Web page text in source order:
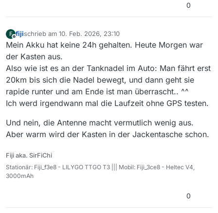
0
F
Offline
fijischrieb am 10. Feb. 2026, 23:10
zuletzt editiert von
Mein Akku hat keine 24h gehalten. Heute Morgen war
der Kasten aus.
Also wie ist es an der Tanknadel im Auto: Man fährt erst
20km bis sich die Nadel bewegt, und dann geht sie
rapide runter und am Ende ist man überrascht.. ^^
Ich werd irgendwann mal die Laufzeit ohne GPS testen.
Und nein, die Antenne macht vermutlich wenig aus.
Aber warm wird der Kasten in der Jackentasche schon.
Fiji aka. SirFiChi
Stationär: Fiji_f3e8 - LILYGO TTGO T3 ||| Mobil: Fiji_3ce8 - Heltec V4,
3000mAh
0